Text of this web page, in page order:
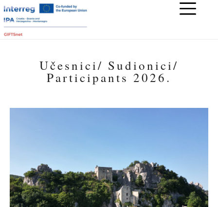
Učesnici/ Sudionici/
Participants 2026.